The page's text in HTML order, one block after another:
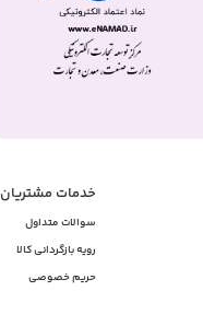
خدمات مشتریان
سوالات متداول
رویه بازگردانی کالا
حریم خصوصی